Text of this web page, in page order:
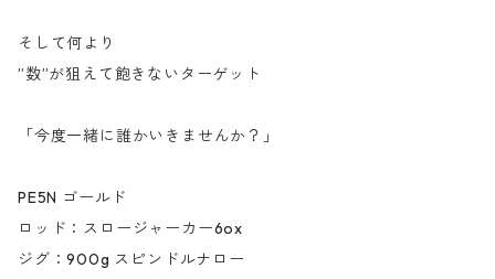
そして何より
”数”が狙えて飽きないターゲット
「今度一緒に誰かいきませんか？」
PE5N ゴールド
ロッド：スロージャーカー6ox
ジグ：900g スピンドルナロー